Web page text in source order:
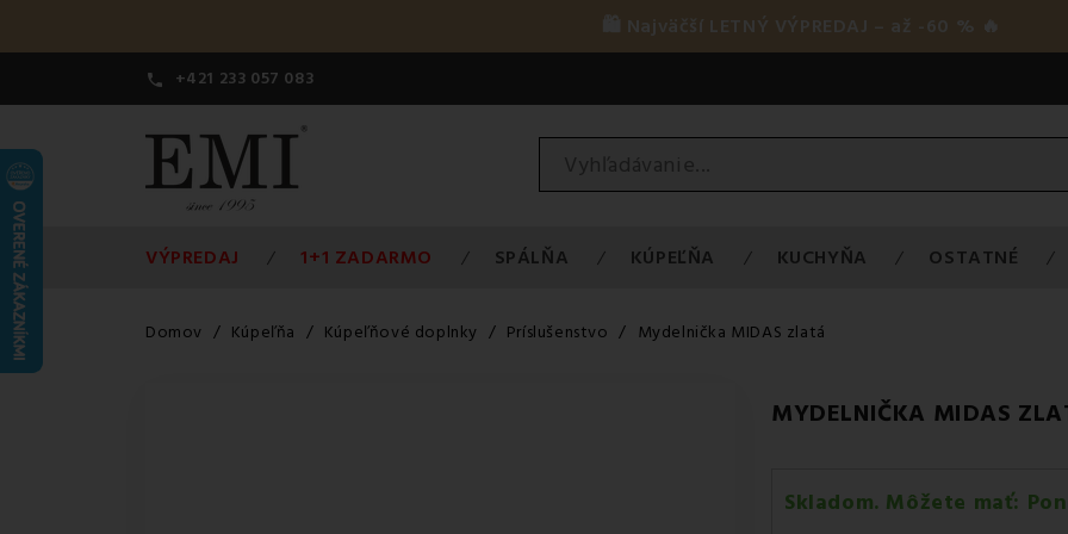
🛍️ Najväčší LETNÝ VÝPREDAJ – až -60 % 🔥
 +421 233 057 083
VÝPREDAJ 1+1 ZADARMO SPÁLŇA KÚPEĽŇA KUCHYŇA OSTATNÉ
Domov Kúpeľňa Kúpeľňové doplnky Príslušenstvo Mydelnička MIDAS zlatá
MYDELNIČKA MIDAS
Skladom. Môžete mať: